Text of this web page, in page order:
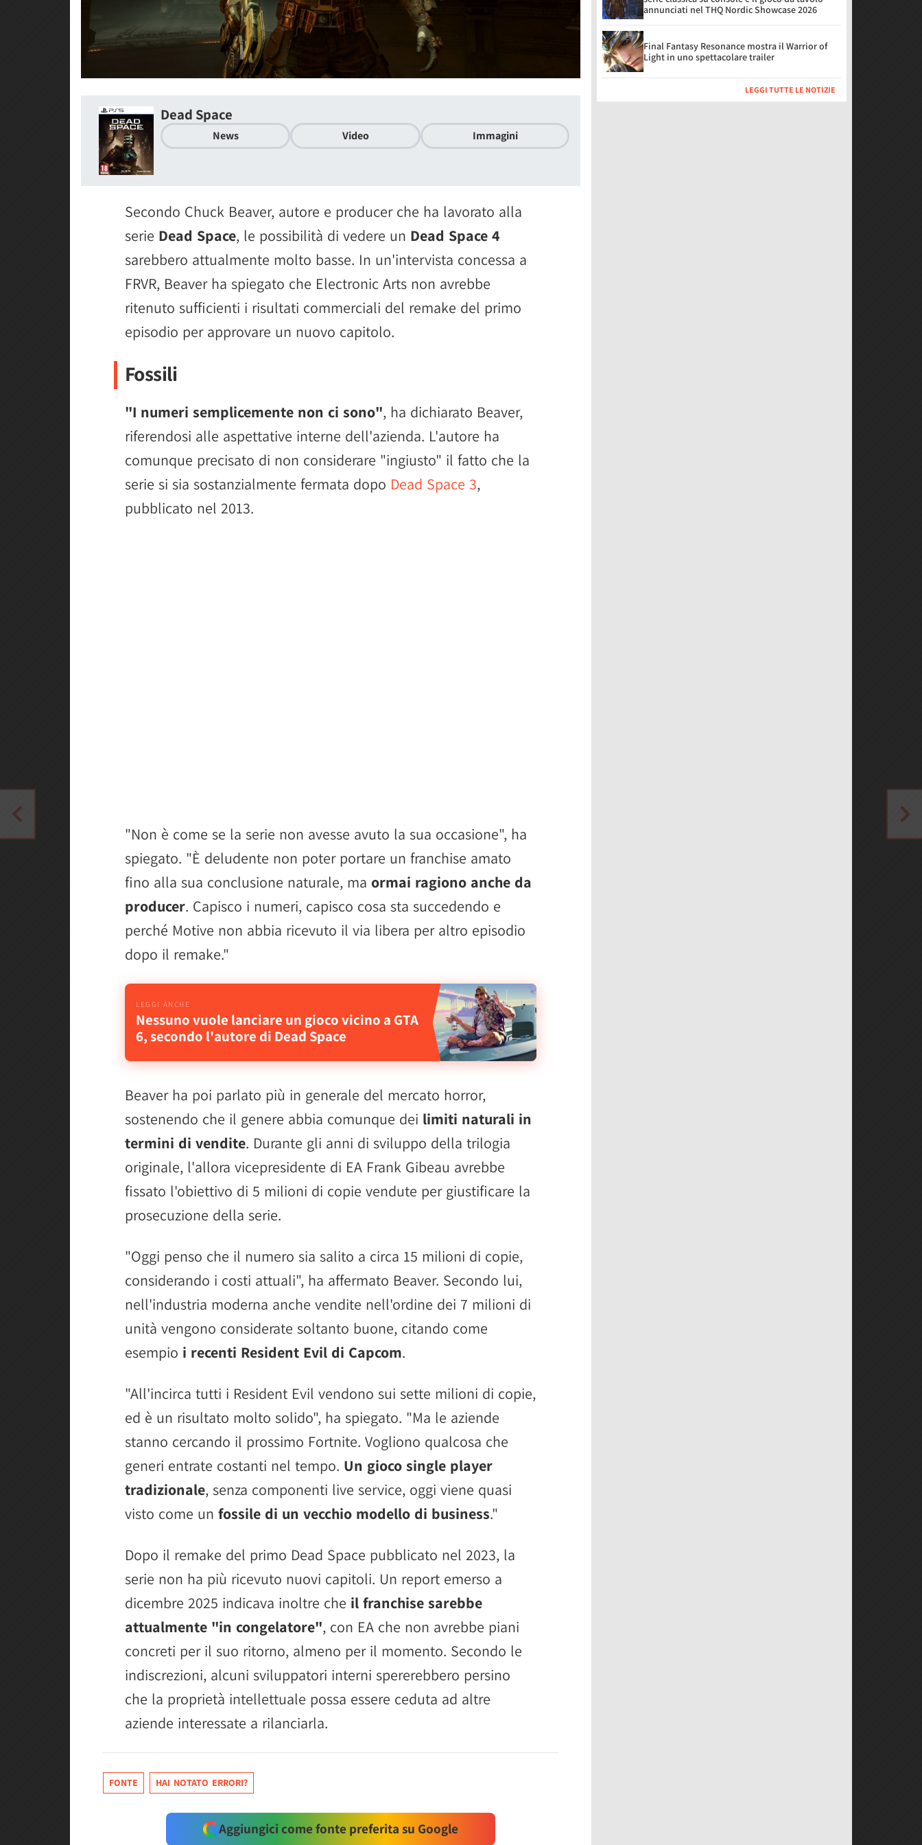
Dead Space
News Video Immagini
Secondo Chuck Beaver, autore e producer che ha lavorato alla
serie Dead Space, le possibilità di vedere un Dead Space 4
sarebbero attualmente molto basse. In un'intervista concessa a
FRVR, Beaver ha spiegato che Electronic Arts non avrebbe
ritenuto sufficienti i risultati commerciali del remake del primo
episodio per approvare un nuovo capitolo.
Fossili
"I numeri semplicemente non ci sono", ha dichiarato Beaver,
riferendosi alle aspettative interne dell'azienda. L'autore ha
comunque precisato di non considerare "ingiusto" il fatto che la
serie si sia sostanzialmente fermata dopo Dead Space 3,
pubblicato nel 2013.
"Non è come se la serie non avesse avuto la sua occasione", ha
spiegato. "È deludente non poter portare un franchise amato
fino alla sua conclusione naturale, ma ormai ragiono anche da
producer. Capisco i numeri, capisco cosa sta succedendo e
perché Motive non abbia ricevuto il via libera per altro episodio
dopo il remake."
Nessuno vuole lanciare un gioco vicino a GTA
6, secondo l'autore di Dead Space
Beaver ha poi parlato più in generale del mercato horror,
sostenendo che il genere abbia comunque dei limiti naturali in
termini di vendite. Durante gli anni di sviluppo della trilogia
originale, l'allora vicepresidente di EA Frank Gibeau avrebbe
fissato l'obiettivo di 5 milioni di copie vendute per giustificare la
prosecuzione della serie.
"Oggi penso che il numero sia salito a circa 15 milioni di copie,
considerando i costi attuali", ha affermato Beaver. Secondo lui,
nell'industria moderna anche vendite nell'ordine dei 7 milioni di
unità vengono considerate soltanto buone, citando come
esempio i recenti Resident Evil di Capcom.
"All'incirca tutti i Resident Evil vendono sui sette milioni di copie,
ed è un risultato molto solido", ha spiegato. "Ma le aziende
stanno cercando il prossimo Fortnite. Vogliono qualcosa che
generi entrate costanti nel tempo. Un gioco single player
tradizionale, senza componenti live service, oggi viene quasi
visto come un fossile di un vecchio modello di business."
Dopo il remake del primo Dead Space pubblicato nel 2023, la
serie non ha più ricevuto nuovi capitoli. Un report emerso a
dicembre 2025 indicava inoltre che il franchise sarebbe
attualmente "in congelatore", con EA che non avrebbe piani
concreti per il suo ritorno, almeno per il momento. Secondo le
indiscrezioni, alcuni sviluppatori interni spererebbero persino
che la proprietà intellettuale possa essere ceduta ad altre
aziende interessate a rilanciarla.
FONTE HAI NOTATO ERRORI?
Aggiungici come fonte preferita su Google
annunciati nel THQ Nordic Showcase 2026
Final Fantasy Resonance mostra il Warrior of
Light in uno spettacolare trailer
LEGGI TUTTE LE NOTIZIE